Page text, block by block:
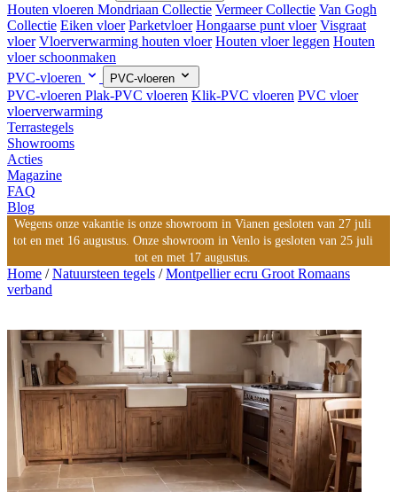
Houten vloeren Mondriaan Collectie Vermeer Collectie Van Gogh
Collectie Eiken vloer Parketvloer Hongaarse punt vloer Visgraat
vloer Vloerverwarming houten vloer Houten vloer leggen Houten
vloer schoonmaken
PVC-vloeren
PVC-vloeren
PVC-vloeren Plak-PVC vloeren Klik-PVC vloeren PVC vloer
vloerverwarming
Terrastegels
Showrooms
Acties
Magazine
FAQ
Blog
Wegens onze vakantie is onze showroom in Vianen gesloten van 27 juli
tot en met 16 augustus. Onze showroom in Venlo is gesloten van 25 juli
tot en met 17 augustus.
Home /Natuursteen tegels /Montpellier ecru Groot Romaans
verband